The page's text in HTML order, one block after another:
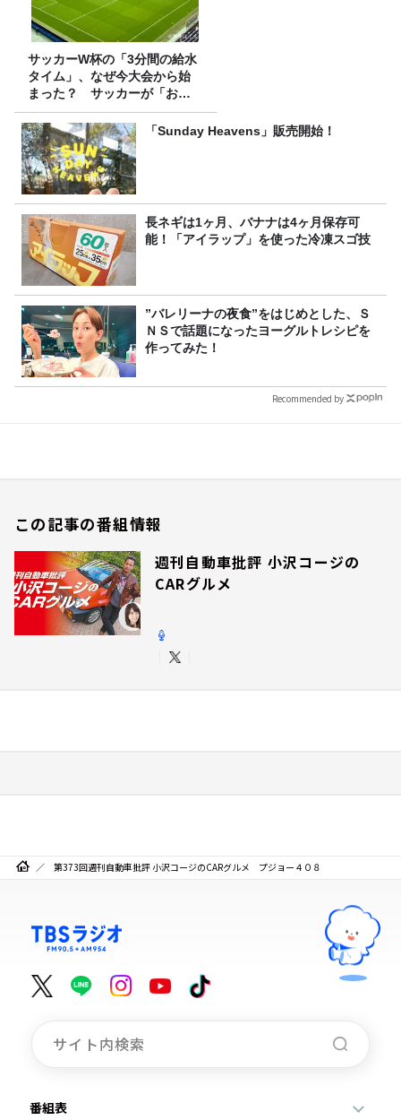
サッカーW杯の「3分間の給水
タイム」、なぜ今大会から始
まった？ サッカーが「お
金」に変わる仕組み
「Sunday Heavens」販売開始！
長ネギは1ヶ月、バナナは4ヶ月保存可
能！「アイラップ」を使った冷凍スゴ技
”バレリーナの夜食”をはじめとした、Ｓ
ＮＳで話題になったヨーグルトレシピを
作ってみた！
Recommended by
この記事の番組情報
週刊自動車批評 小沢コージの
CARグルメ
第373回週刊自動車批評 小沢コージのCARグルメ プジョー４０８
番組表